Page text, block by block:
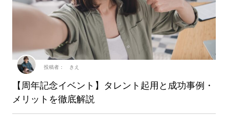
【周年記念イベント】タレント起用と成功事例・
メリットを徹底解説
投稿者： きえ